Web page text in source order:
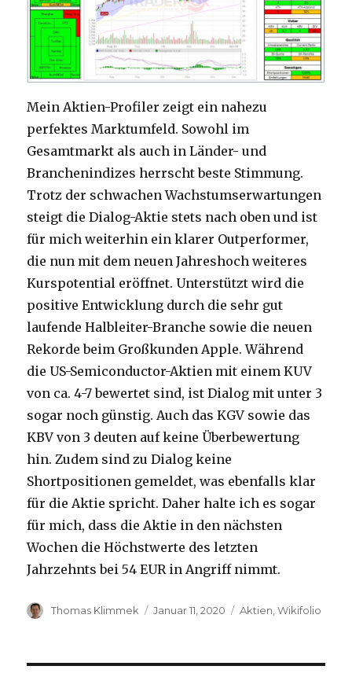
Mein Aktien-Profiler zeigt ein nahezu
perfektes Marktumfeld. Sowohl im
Gesamtmarkt als auch in Länder- und
Branchenindizes herrscht beste Stimmung.
Trotz der schwachen Wachstumserwartungen
steigt die Dialog-Aktie stets nach oben und ist
für mich weiterhin ein klarer Outperformer,
die nun mit dem neuen Jahreshoch weiteres
Kurspotential eröffnet. Unterstützt wird die
positive Entwicklung durch die sehr gut
laufende Halbleiter-Branche sowie die neuen
Rekorde beim Großkunden Apple. Während
die US-Semiconductor-Aktien mit einem KUV
von ca. 4-7 bewertet sind, ist Dialog mit unter 3
sogar noch günstig. Auch das KGV sowie das
KBV von 3 deuten auf keine Überbewertung
hin. Zudem sind zu Dialog keine
Shortpositionen gemeldet, was ebenfalls klar
für die Aktie spricht. Daher halte ich es sogar
für mich, dass die Aktie in den nächsten
Wochen die Höchstwerte des letzten
Jahrzehnts bei 54 EUR in Angriff nimmt.
Autor
Thomas Klimmek
Veröffentlicht
Januar 11, 2020 Kategorien
Aktien ,Wikifolio